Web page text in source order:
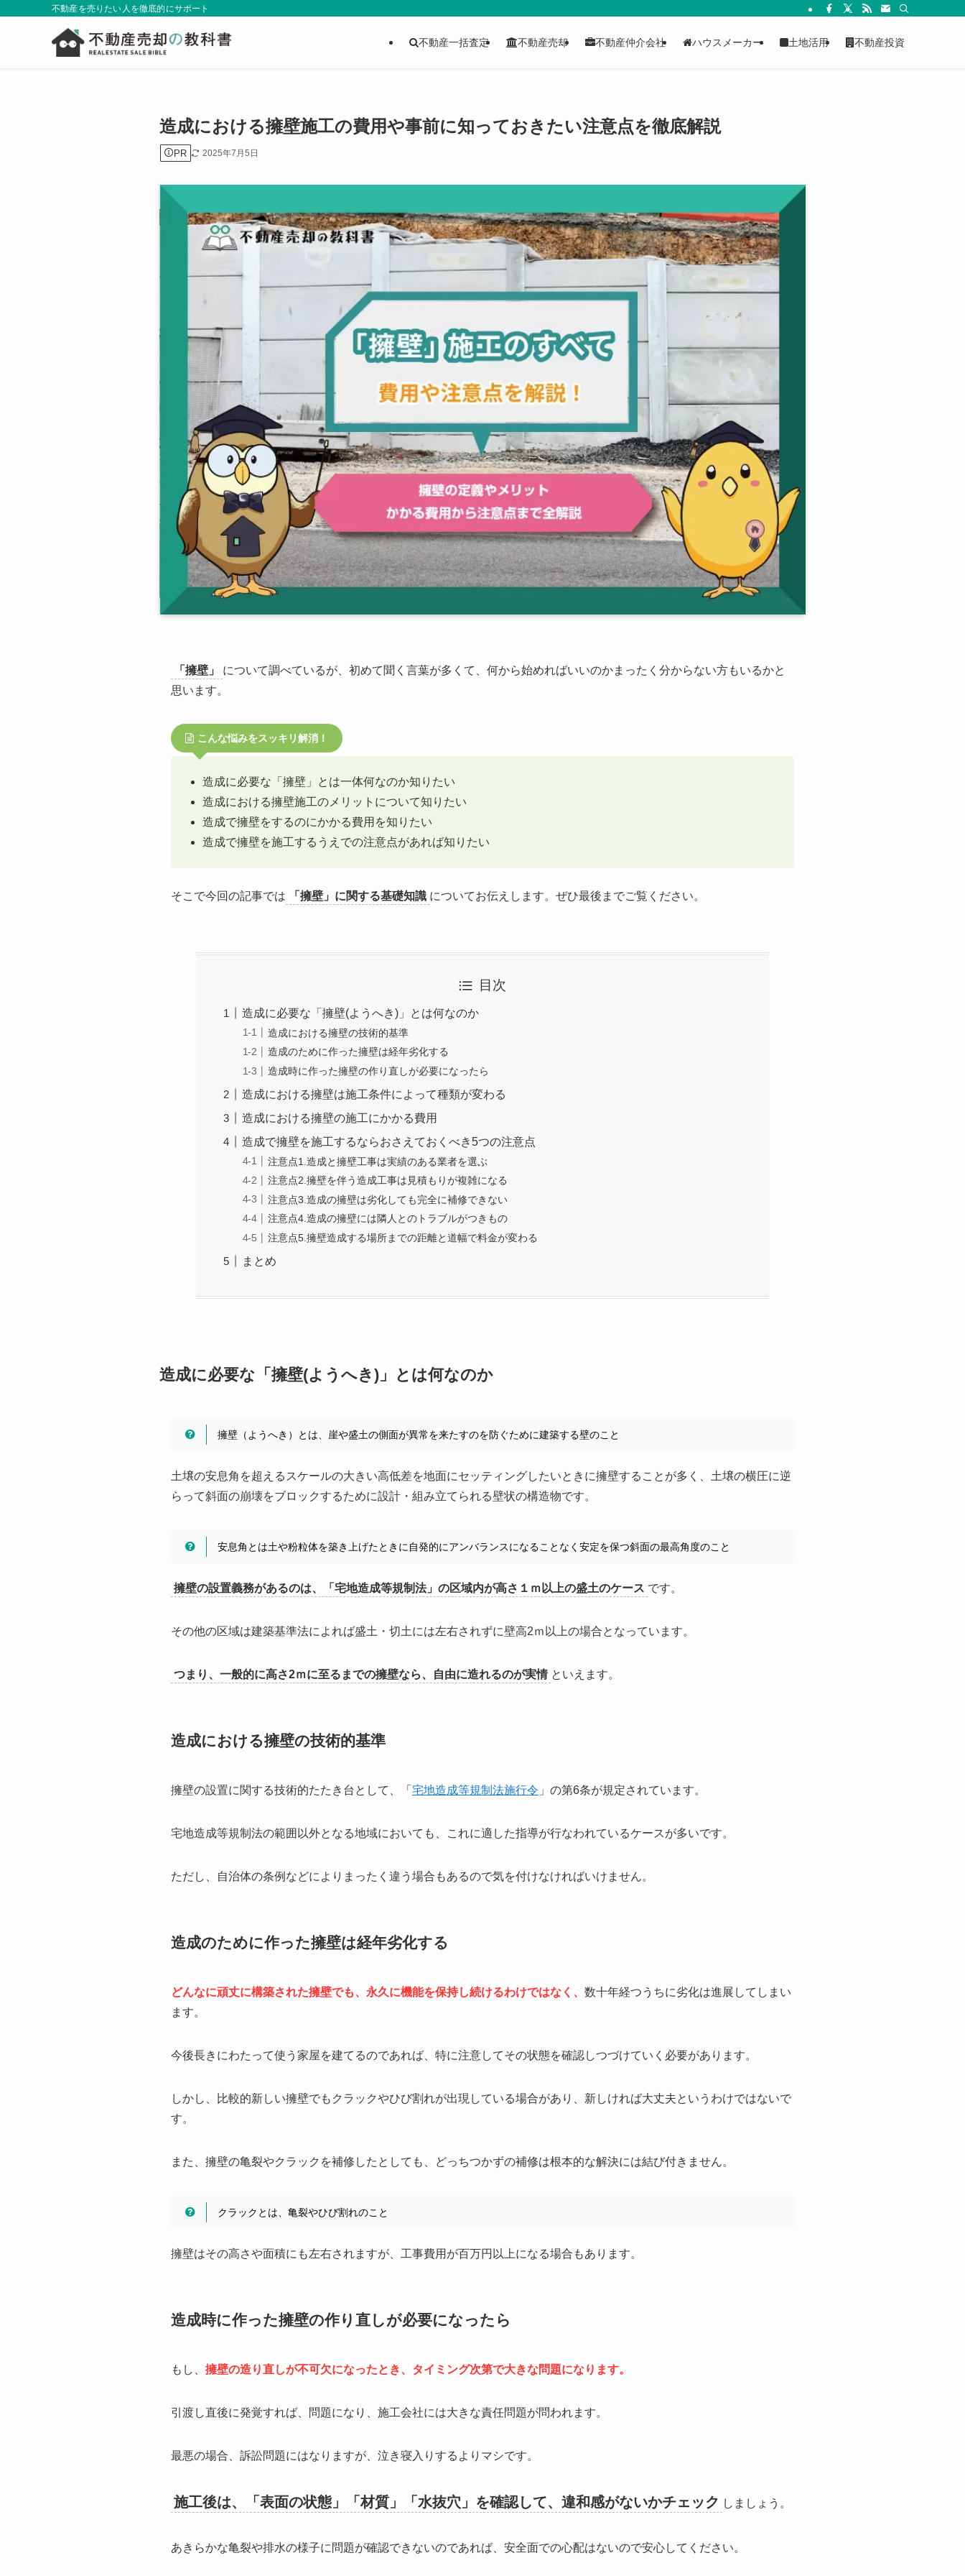
不動産を売りたい人を徹底的にサポート
不動産一括査定 不動産売却 不動産仲介会社 ハウスメーカー 土地活用 不動産投資
造成における擁壁施工の費用や事前に知っておきたい注意点を徹底解説
PR 2025年7月5日
「擁壁」
について調べているが、初めて聞く言葉が多くて、何から始めればいいのかまったく分からない方もいるかと
思います。
こんな悩みをスッキリ解消！
造成に必要な「擁壁」とは一体何なのか知りたい
造成における擁壁施工のメリットについて知りたい
造成で擁壁をするのにかかる費用を知りたい
造成で擁壁を施工するうえでの注意点があれば知りたい
そこで今回の記事では 「擁壁」に関する基礎知識 についてお伝えします。ぜひ最後までご覧ください。
目次
造成に必要な「擁壁(ようへき)」とは何なのか
造成における擁壁の技術的基準
造成のために作った擁壁は経年劣化する
造成時に作った擁壁の作り直しが必要になったら
造成における擁壁は施工条件によって種類が変わる
造成における擁壁の施工にかかる費用
造成で擁壁を施工するならおさえておくべき5つの注意点
注意点1.造成と擁壁工事は実績のある業者を選ぶ
注意点2.擁壁を伴う造成工事は見積もりが複雑になる
注意点3.造成の擁壁は劣化しても完全に補修できない
注意点4.造成の擁壁には隣人とのトラブルがつきもの
注意点5.擁壁造成する場所までの距離と道幅で料金が変わる
まとめ
造成に必要な「擁壁(ようへき)」とは何なのか
擁壁（ようへき）とは、崖や盛土の側面が異常を来たすのを防ぐために建築する壁のこと
土壌の安息角を超えるスケールの大きい高低差を地面にセッティングしたいときに擁壁することが多く、土壌の横圧に逆
らって斜面の崩壊をブロックするために設計・組み立てられる壁状の構造物です。
安息角とは土や粉粒体を築き上げたときに自発的にアンバランスになることなく安定を保つ斜面の最高角度のこと
擁壁の設置義務があるのは、「宅地造成等規制法」の区域内が高さ１ｍ以上の盛土のケース です。
その他の区域は建築基準法によれば盛土・切土には左右されずに壁高2ｍ以上の場合となっています。
つまり、一般的に高さ2ｍに至るまでの擁壁なら、自由に造れるのが実情 といえます。
造成における擁壁の技術的基準
擁壁の設置に関する技術的たたき台として、「 宅地造成等規制法施行令 」の第6条が規定されています。
宅地造成等規制法の範囲以外となる地域においても、これに適した指導が行なわれているケースが多いです。
ただし、自治体の条例などによりまったく違う場合もあるので気を付けなければいけません。
造成のために作った擁壁は経年劣化する
どんなに頑丈に構築された擁壁でも、永久に機能を保持し続けるわけではなく、 数十年経つうちに劣化は進展してしまい
ます。
今後長きにわたって使う家屋を建てるのであれば、特に注意してその状態を確認しつづけていく必要があります。
しかし、比較的新しい擁壁でもクラックやひび割れが出現している場合があり、新しければ大丈夫というわけではないで
す。
また、擁壁の亀裂やクラックを補修したとしても、どっちつかずの補修は根本的な解決には結び付きません。
クラックとは、亀裂やひび割れのこと
擁壁はその高さや面積にも左右されますが、工事費用が百万円以上になる場合もあります。
造成時に作った擁壁の作り直しが必要になったら
もし、 擁壁の造り直しが不可欠になったとき、タイミング次第で大きな問題になります。
引渡し直後に発覚すれば、問題になり、施工会社には大きな責任問題が問われます。
最悪の場合、訴訟問題にはなりますが、泣き寝入りするよりマシです。
施工後は、「表面の状態」「材質」「水抜穴」を確認して、違和感がないかチェック しましょう。
あきらかな亀裂や排水の様子に問題が確認できないのであれば、安全面での心配はないので安心してください。